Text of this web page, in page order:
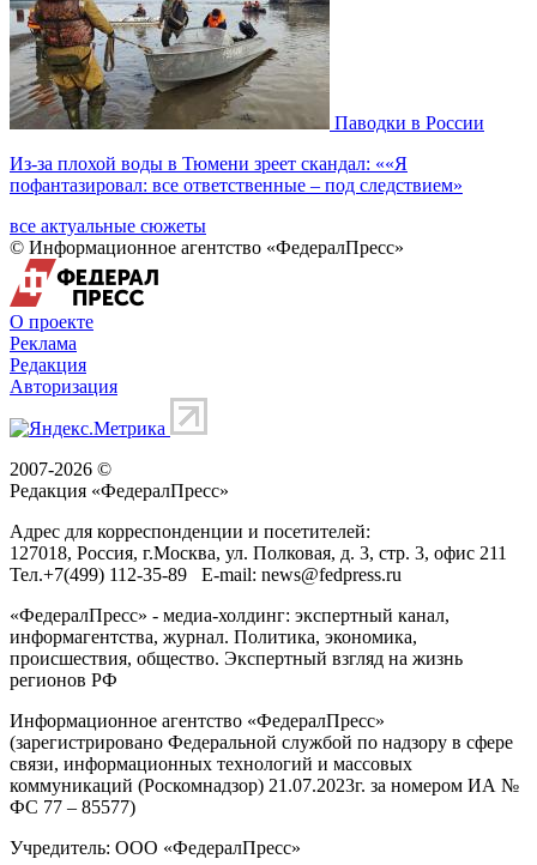
Паводки в России
Из-за плохой воды в Тюмени зреет скандал: ««Я
пофантазировал: все ответственные – под следствием»
все актуальные сюжеты
© Информационное агентство «ФедералПресс»
О проекте
Реклама
Редакция
Авторизация
2007-2026 ©
Редакция «ФедералПресс»
Адрес для корреспонденции и посетителей:
127018, Россия, г.Москва, ул. Полковая, д. 3, стр. 3, офис 211
Тел.+7(499) 112-35-89 E-mail: news@fedpress.ru
«ФедералПресс» - медиа-холдинг: экспертный канал,
информагентства, журнал. Политика, экономика,
происшествия, общество. Экспертный взгляд на жизнь
регионов РФ
Информационное агентство «ФедералПресс»
(зарегистрировано Федеральной службой по надзору в сфере
связи, информационных технологий и массовых
коммуникаций (Роскомнадзор) 21.07.2023г. за номером ИА №
ФС 77 – 85577)
Учредитель: ООО «ФедералПресс»